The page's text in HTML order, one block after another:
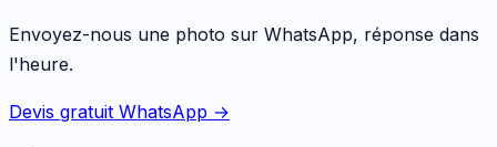
Envoyez-nous une photo sur WhatsApp, réponse dans
l'heure.
Devis gratuit WhatsApp →